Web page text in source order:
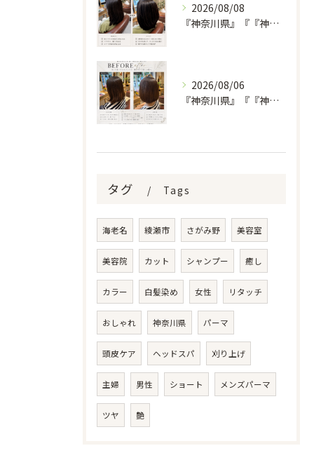
2026/08/08
『神奈川県』『『神奈川県』『綾瀬市』『海老名市』『美容室』
2026/08/06
『神奈川県』『『神奈川県』『綾瀬市』『海老名市』『美容室』
タグ Tags
海老名 綾瀬市 さがみ野 美容室
美容院 カット シャンプー 癒し
カラー 白髪染め 女性 リタッチ
おしゃれ 神奈川県 パーマ
頭皮ケア ヘッドスパ 刈り上げ
主婦 男性 ショート メンズパーマ
ツヤ 艶